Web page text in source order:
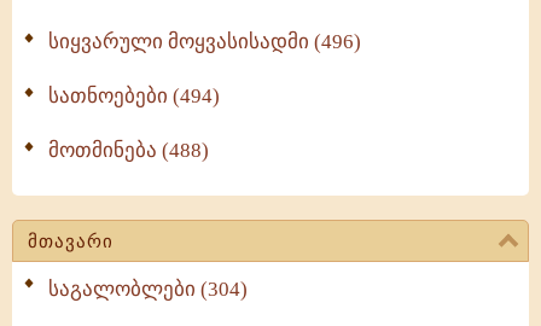
სიყვარული მოყვასისადმი (496)
სათნოებები (494)
მოთმინება (488)
მთავარი
საგალობლები (304)